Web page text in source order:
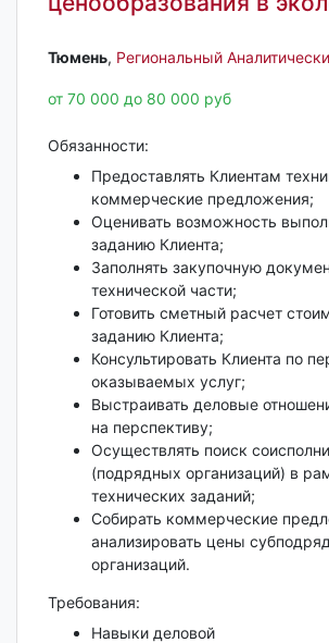
Тюмень‎, Региональный
от 70 000 до 80 000 руб
Обязанности:
Предоставлять Клиентам
коммерческие предложения;
Оценивать возможность
заданию Клиента;
Заполнять закупочную
технической части;
Готовить сметный расчет
заданию Клиента;
Консультировать Клиента по
оказываемых услуг;
Выстраивать деловые
на перспективу;
Осуществлять поиск
(подрядных организаций) в
технических заданий;
Собирать коммерческие
анализировать цены
организаций.
Требования:
Навыки деловой